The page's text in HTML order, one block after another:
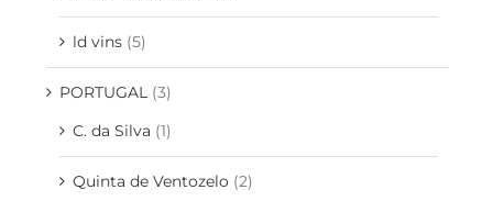
ld vins (5)
PORTUGAL (3)
C. da Silva (1)
Quinta de Ventozelo (2)